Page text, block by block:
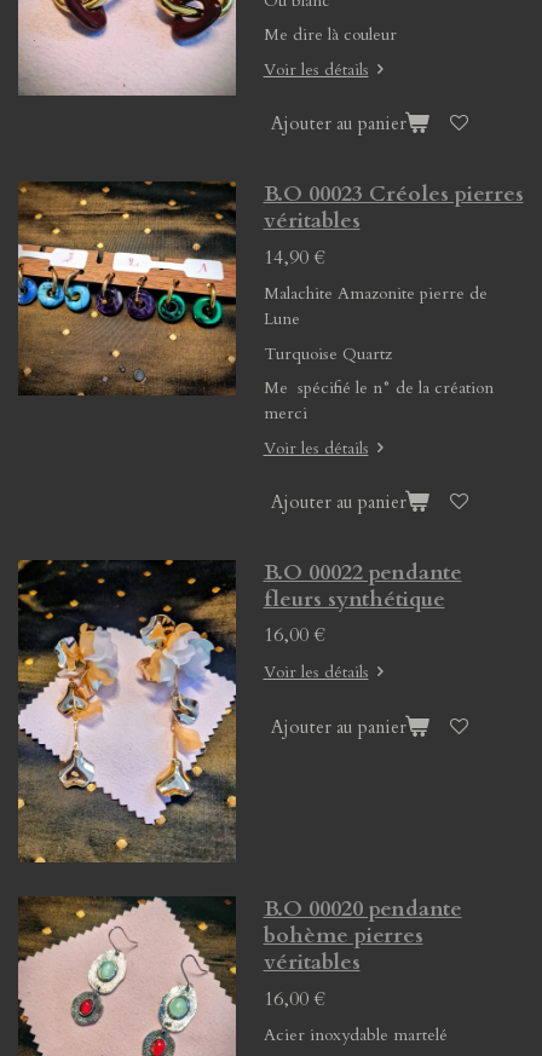
Me dire là couleur
Voir les détails
Ajouter au panier
B.O 00023 Créoles pierres
véritables
14,90 €
Malachite Amazonite pierre de
Lune
Turquoise Quartz
Me spécifié le n° de la création
merci
Voir les détails
Ajouter au panier
B.O 00022 pendante
fleurs synthétique
16,00 €
Voir les détails
Ajouter au panier
B.O 00020 pendante
bohème pierres
véritables
16,00 €
Acier inoxydable martelé